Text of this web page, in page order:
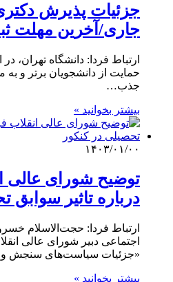
جزئیات پذیرش
جاری/آخرین مهلت
ارتباط فردا: دانشگاه
حمایت از دانشجویان برتر و
جذب…
بیشتر بخوانید »
۱۴۰۳/۰۱/۰۰
توضیح شورای عالی
درباره تاثیر سوابق
ارتباط فردا: حجت‌الاسلام
اجتماعی دبیر شورای عالی
«جزئیات سیاست‌های سنجش
بیشتر بخوانید »